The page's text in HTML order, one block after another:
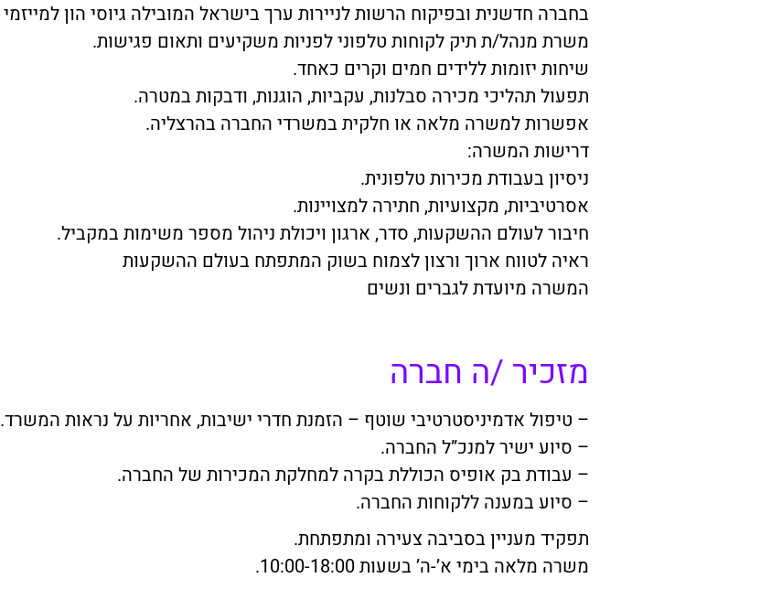
בחברה חדשנית ובפיקוח הרשות לניירות ערך בישראל המובילה גיוסי הון
משרת מנהל/ת תיק לקוחות טלפוני לפניות משקיעים ותאום פגישות.
שיחות יזומות ללידים חמים וקרים כאחד.
תפעול תהליכי מכירה סבלנות, עקביות, הוגנות, ודבקות במטרה.
אפשרות למשרה מלאה או חלקית במשרדי החברה בהרצליה.
דרישות המשרה:
ניסיון בעבודת מכירות טלפונית.
אסרטיביות, מקצועיות, חתירה למצויינות.
חיבור לעולם ההשקעות, סדר, ארגון ויכולת ניהול מספר משימות במקביל.
ראיה לטווח ארוך ורצון לצמוח בשוק המתפתח בעולם ההשקעות
המשרה מיועדת לגברים ונשים
מזכיר /ה חברה
– טיפול אדמיניסטרטיבי שוטף – הזמנת חדרי ישיבות, אחריות על נראות המשרד.
– סיוע ישיר למנכ”ל החברה.
– עבודת בק אופיס הכוללת בקרה למחלקת המכירות של החברה.
– סיוע במענה ללקוחות החברה.
תפקיד מעניין בסביבה צעירה ומתפתחת.
משרה מלאה בימי א’-ה’ בשעות 10:00-18:00.